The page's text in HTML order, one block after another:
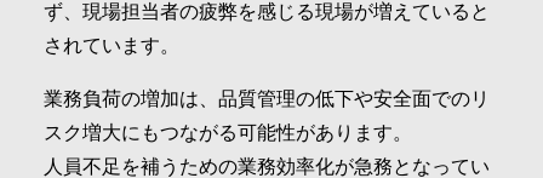
ず、現場担当者の疲弊を感じる現場が増えていると
されています。
業務負荷の増加は、品質管理の低下や安全面でのリ
スク増大にもつながる可能性があります。
人員不足を補うための業務効率化が急務となってい